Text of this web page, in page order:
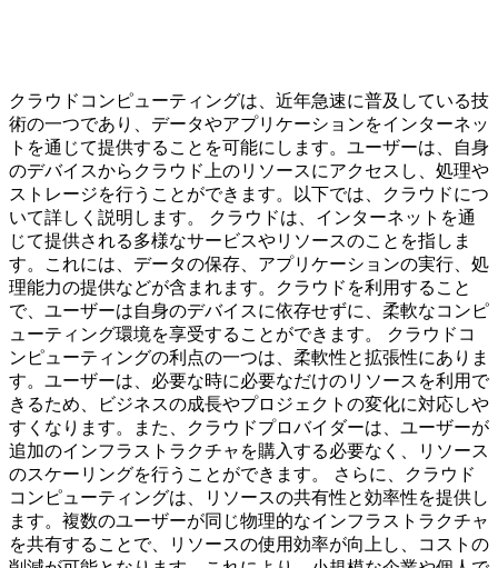
クラウドコンピューティングは、近年急速に普及している技
術の一つであり、データやアプリケーションをインターネッ
トを通じて提供することを可能にします。ユーザーは、自身
のデバイスからクラウド上のリソースにアクセスし、処理や
ストレージを行うことができます。以下では、クラウドにつ
いて詳しく説明します。 クラウドは、インターネットを通
じて提供される多様なサービスやリソースのことを指しま
す。これには、データの保存、アプリケーションの実行、処
理能力の提供などが含まれます。クラウドを利用すること
で、ユーザーは自身のデバイスに依存せずに、柔軟なコンピ
ューティング環境を享受することができます。 クラウドコ
ンピューティングの利点の一つは、柔軟性と拡張性にありま
す。ユーザーは、必要な時に必要なだけのリソースを利用で
きるため、ビジネスの成長やプロジェクトの変化に対応しや
すくなります。また、クラウドプロバイダーは、ユーザーが
追加のインフラストラクチャを購入する必要なく、リソース
のスケーリングを行うことができます。 さらに、クラウド
コンピューティングは、リソースの共有性と効率性を提供し
ます。複数のユーザーが同じ物理的なインフラストラクチャ
を共有することで、リソースの使用効率が向上し、コストの